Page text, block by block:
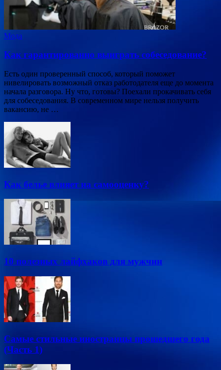
Мода
Как гарантированно выиграть собеседование?
Есть один проверенный способ, который поможет
нивелировать возможный отказ работодателя еще до момента
начала разговора. Ну что, готовы? Поехали прокачивать себя
для собеседования. В современном мире нельзя получить
вакансию, не …
Как белье влияет на самооценку?
10 полезных лайфхаков для мужчин
Самые стильные иностранцы прошедшего года
(Часть 1)